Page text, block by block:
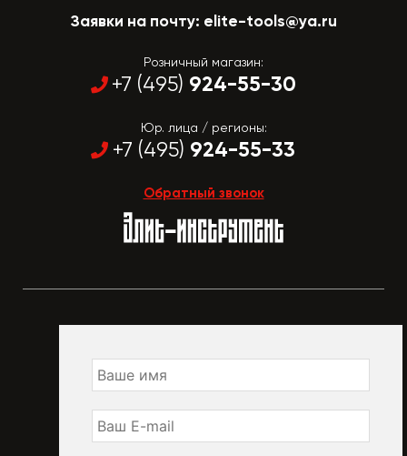
Заявки на почту: elite-tools@ya.ru
Розничный магазин:
+7 (495) 924-55-30
Юр. лица / регионы:
+7 (495) 924-55-33
Обратный звонок